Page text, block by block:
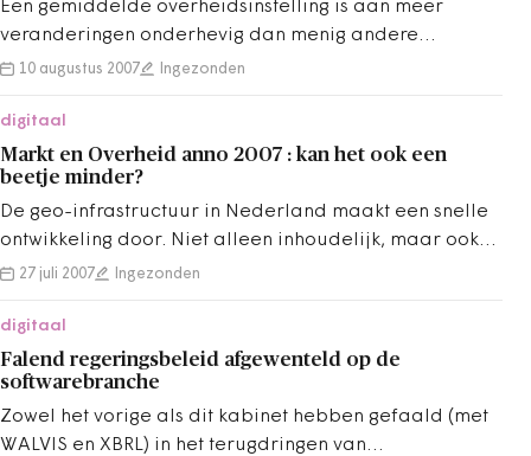
Een gemiddelde overheidsinstelling is aan meer
veranderingen onderhevig dan menig andere
organisatie. Dit komt door veranderende…
10 augustus 2007 Ingezonden
digitaal
Markt en Overheid anno 2007 : kan het ook een
beetje minder?
De geo-infrastructuur in Nederland maakt een snelle
ontwikkeling door. Niet alleen inhoudelijk, maar ook
organisatorisch moeten de bakens…
27 juli 2007 Ingezonden
digitaal
Falend regeringsbeleid afgewenteld op de
softwarebranche
Zowel het vorige als dit kabinet hebben gefaald (met
WALVIS en XBRL) in het terugdringen van